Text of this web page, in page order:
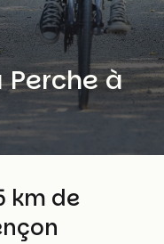
Perche à
km de